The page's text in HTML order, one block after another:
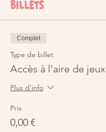
Billets
Complet
Type de billet
Accès à l'aire de jeux
Plus d'info
Prix
0,00 €